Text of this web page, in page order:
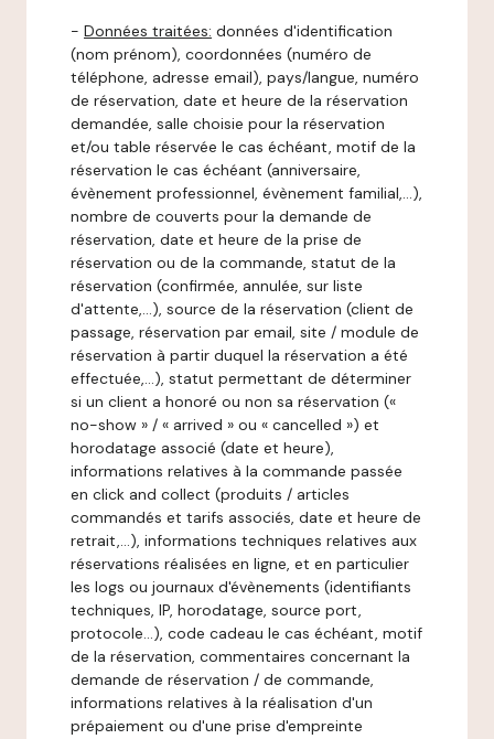
- Données traitées: données d'identification
(nom prénom), coordonnées (numéro de
téléphone, adresse email), pays/langue, numéro
de réservation, date et heure de la réservation
demandée, salle choisie pour la réservation
et/ou table réservée le cas échéant, motif de la
réservation le cas échéant (anniversaire,
évènement professionnel, évènement familial,…),
nombre de couverts pour la demande de
réservation, date et heure de la prise de
réservation ou de la commande, statut de la
réservation (confirmée, annulée, sur liste
d'attente,…), source de la réservation (client de
passage, réservation par email, site / module de
réservation à partir duquel la réservation a été
effectuée,…), statut permettant de déterminer
si un client a honoré ou non sa réservation («
no-show » / « arrived » ou « cancelled ») et
horodatage associé (date et heure),
informations relatives à la commande passée
en click and collect (produits / articles
commandés et tarifs associés, date et heure de
retrait,…), informations techniques relatives aux
réservations réalisées en ligne, et en particulier
les logs ou journaux d'évènements (identifiants
techniques, IP, horodatage, source port,
protocole…), code cadeau le cas échéant, motif
de la réservation, commentaires concernant la
demande de réservation / de commande,
informations relatives à la réalisation d'un
prépaiement ou d'une prise d'empreinte